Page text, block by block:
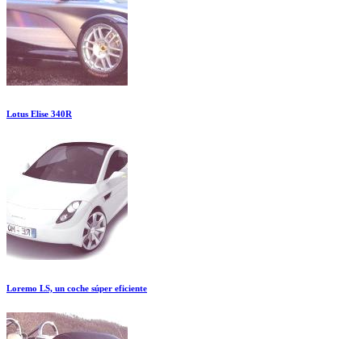
Lotus Elise 340R
Loremo LS, un coche súper eficiente